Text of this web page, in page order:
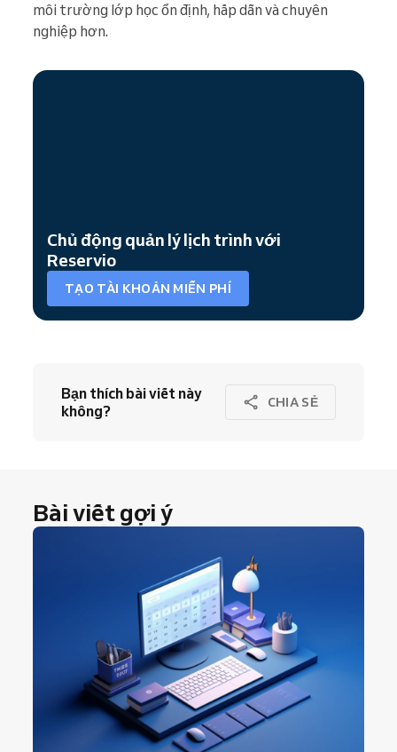
môi trường lớp học ổn định, hấp dẫn và chuyên
nghiệp hơn.
Chủ động quản lý lịch trình với
Reservio
TẠO TÀI KHOẢN MIỄN PHÍ
Bạn thích bài viết này
không?
CHIA SẺ
Bài viết gợi ý